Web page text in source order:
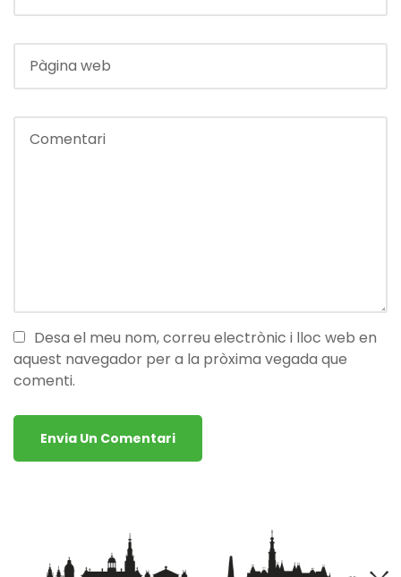
Desa el meu nom, correu electrònic i lloc web en
aquest navegador per a la pròxima vegada que
comenti.